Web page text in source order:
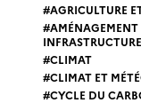
AGRICULTURE
AMÉNAGEMENT
CLIMAT
CLIMAT ET
CYCLE DU